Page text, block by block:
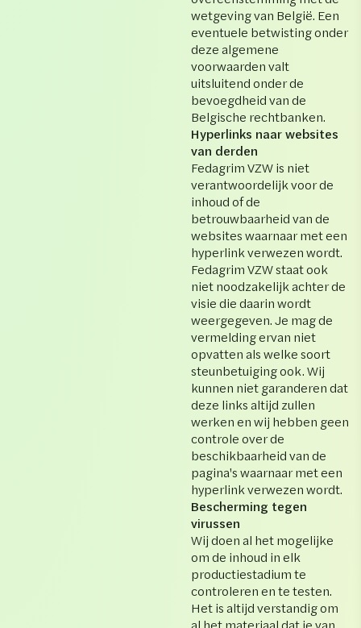
wetgeving van België. Een
eventuele betwisting onder
deze algemene
voorwaarden valt
uitsluitend onder de
bevoegdheid van de
Belgische rechtbanken.
Hyperlinks naar websites
van derden
Fedagrim VZW is niet
verantwoordelijk voor de
inhoud of de
betrouwbaarheid van de
websites waarnaar met een
hyperlink verwezen wordt.
Fedagrim VZW staat ook
niet noodzakelijk achter de
visie die daarin wordt
weergegeven. Je mag de
vermelding ervan niet
opvatten als welke soort
steunbetuiging ook. Wij
kunnen niet garanderen dat
deze links altijd zullen
werken en wij hebben geen
controle over de
beschikbaarheid van de
pagina's waarnaar met een
hyperlink verwezen wordt.
Bescherming tegen
virussen
Wij doen al het mogelijke
om de inhoud in elk
productiestadium te
controleren en te testen.
Het is altijd verstandig om